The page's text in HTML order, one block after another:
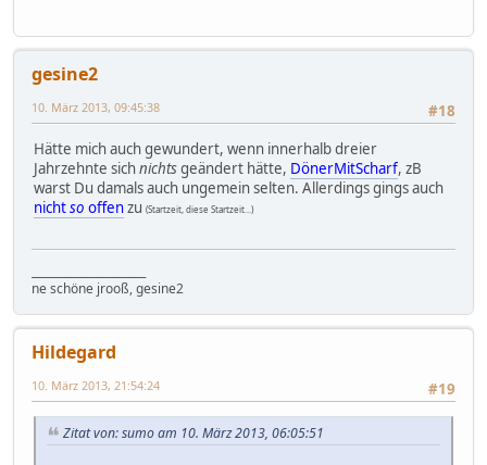
gesine2
#18
10. März 2013, 09:45:38
Hätte mich auch gewundert, wenn innerhalb dreier
Jahrzehnte sichnichtsgeändert hätte, DönerMitScharf, zB
warst Du damals auch ungemein selten. Allerdings gings auch
nichtso offenzu (Startzeit, diese Startzeit...)
ne schöne jrooß, gesine2
Hildegard
#19
10. März 2013, 21:54:24
Zitat von: sumo am 10. März 2013, 06:05:51